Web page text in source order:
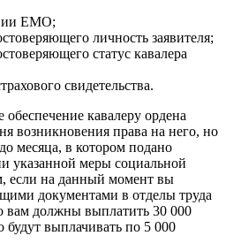
ЕМО;
личность заявителя;
статус кавалера
свидетельства.
кавалеру ордена
возникновения права на него, но
месяца, в котором подано
указанной меры социальной
если на данный момент вы
документами в отделы труда
вам должны выплатить 30 000
будут выплачивать по 5 000